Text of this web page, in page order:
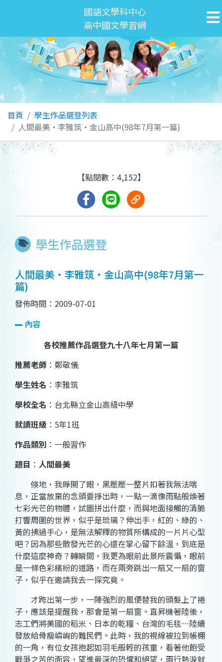
國語文學科中心
高中國文學習網
首頁
學生作品選登列表
人間最美‧李雅筑‧金山高中(98年7月第一篇)
學生作品選登
【點閱數：4,152】
人間最美‧李雅筑‧金山高中(98年7月第一
篇)
發佈時間：2009-07-01
內容
各校推薦作品選登九十八年七月第一篇
推薦老師 ：鄭敬儀
學生姓名 ：李雅筑
學校全名 ：台北縣立金山高級中學
就讀班級 ： 5年1班
作品類別 ：一般習作
題目 ： 人間最美
倏地，我睜開了眼，黑壓壓一整片扣著我無法喘
息，正當放棄的念頭要掙出時，一點一滴像雨點般煥著
七彩光芒的物體，試圖拼出什麼，而與地面接觸的清脆
打響周圍的世界，似乎是琉璃？伸出手，紅的、綠的、
黃的拂過手心，是無法解釋的物質所構成的一片片心型
吧？因為那些散發光芒的心還在掌心留下餘溫，到底是
什麼這麼神奇？轉瞬間，我更為眼前此景所震懾，眼前
是一條色彩繽紛的道路，而在兩旁跳出一扇又一扇的窗
子，似乎在邀請我去一探究竟。
才跨出第一步，一陣強烈的風便替我的頭髮上了捲
子，應該是提醒我，那會是第一扇窗。直昇機著陸後，
志工們將美國的稻米、日本的乾糧、台灣的毛毯…陸續
發放給骨瘦嶙峋的難民們。此時，我的視線被拉到帳棚
的一角，有位女孩抱起如羽毛般輕的孩童，看著他飽受
戰爭之苦的面容，望進最深的恐懼和絕望，兩行熱淚就